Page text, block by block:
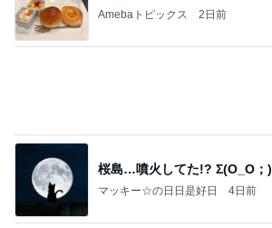
Amebaトピックス 2日前
桜島…噴火してた!? Σ(O_O；)
マッキー☆の日日是好日 4日前